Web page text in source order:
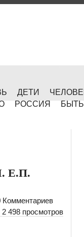
ДЕТИ
РОССИЯ
Е.П.
Комментариев
2 498 просмотров